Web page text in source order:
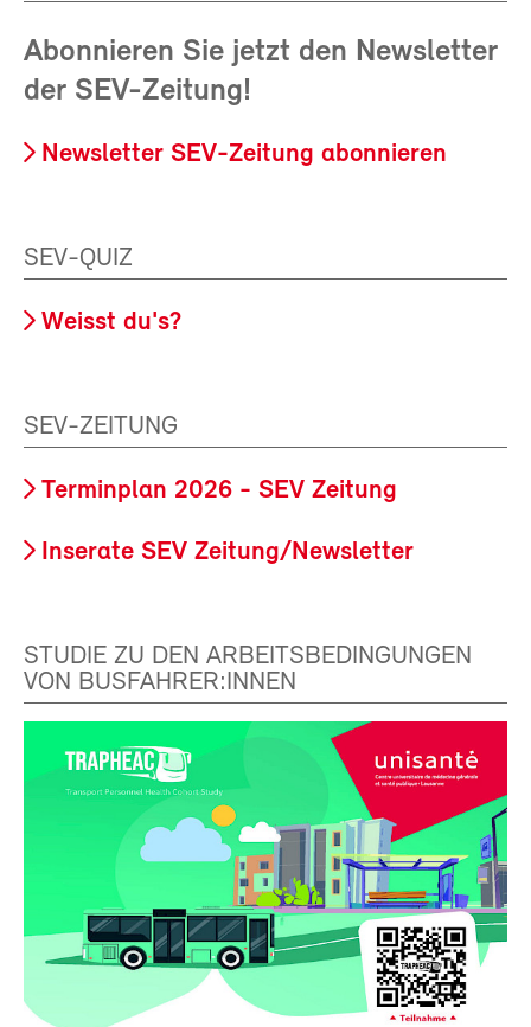
Abonnieren Sie jetzt den Newsletter
der SEV-Zeitung!
Newsletter SEV-Zeitung abonnieren
SEV-QUIZ
Weisst du's?
SEV-ZEITUNG
Terminplan 2026 - SEV Zeitung
Inserate SEV Zeitung/Newsletter
STUDIE ZU DEN ARBEITSBEDINGUNGEN
VON BUSFAHRER:INNEN